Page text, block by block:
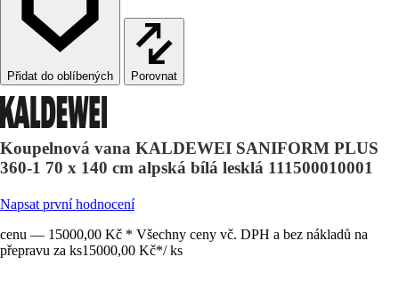
Porovnat
Koupelnová vana KALDEWEI SANIFORM PLUS
360-1 70 x 140 cm alpská bílá lesklá 111500010001
Napsat první hodnocení
cenu — 15000,00 Kč * Všechny ceny vč. DPH a bez nákladů na
přepravu za ks15000,00 Kč*/ ks